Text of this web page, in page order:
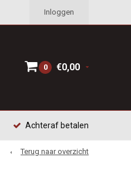
Inloggen
0 €0,00
Achteraf betalen
Terug naar overzicht